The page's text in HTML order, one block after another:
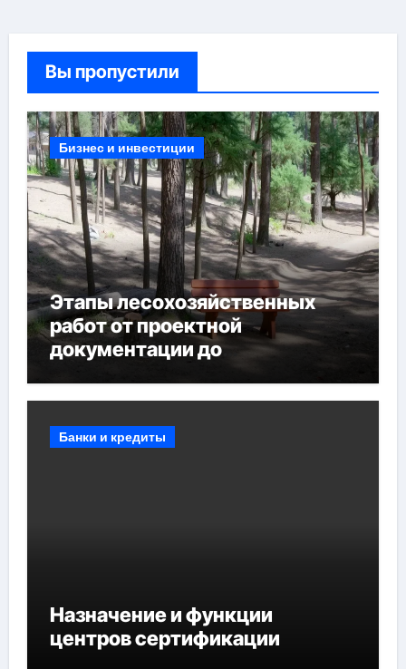
Вы пропустили
Бизнес и инвестиции
Этапы лесохозяйственных
работ от проектной
документации до
мероприятий и обустройства
Банки и кредиты
Назначение и функции
центров сертификации